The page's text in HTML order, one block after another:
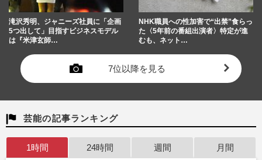
滝沢秀明、ジャニーズ社員に「企画
5つ出して」目指すビジネスモデル
は『米津玄師…
NHK職員への性加害で“出禁”食らっ
た〈5年前の番組出演者〉特定が進
むも、ネット…
7位以降を見る
芸能の記事ランキング
1時間 24時間 週間 月間